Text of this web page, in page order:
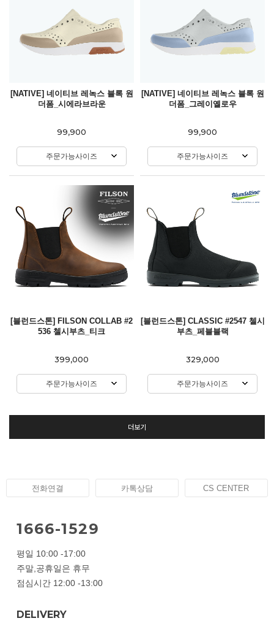
[NATIVE] 네이티브 레녹스 블록 원
더폼_시에라브라운
99,900
주문가능사이즈
[NATIVE] 네이티브 레녹스 블록 원
더폼_그레이옐로우
99,900
주문가능사이즈
[블런드스톤] FILSON COLLAB #2
536 첼시부츠_티크
399,000
주문가능사이즈
[블런드스톤] CLASSIC #2547 첼시
부츠_페블블랙
329,000
주문가능사이즈
더보기
전화연결 카톡상담 CS CENTER
1666-1529
평일 10:00 -17:00
주말,공휴일은 휴무
점심시간 12:00 -13:00
DELIVERY